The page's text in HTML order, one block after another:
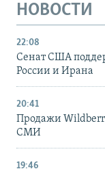
НОВОСТИ
22:08
Сенат США
России и Ирана
20:41
Продажи
СМИ
19:46